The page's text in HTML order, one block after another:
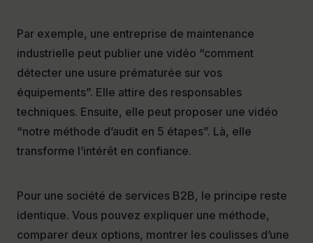
Par exemple, une entreprise de maintenance
industrielle peut publier une vidéo “comment
détecter une usure prématurée sur vos
équipements”. Elle attire des responsables
techniques. Ensuite, elle peut proposer une vidéo
“notre méthode d’audit en 5 étapes”. Là, elle
transforme l’intérêt en confiance.
Pour une société de services B2B, le principe reste
identique. Vous pouvez expliquer une méthode,
comparer deux options, montrer les coulisses d’une